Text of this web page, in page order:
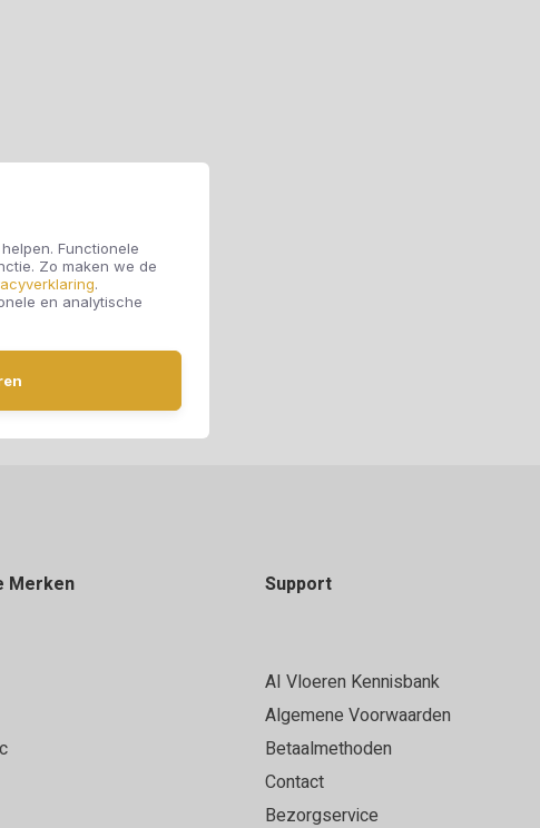
Functionele
Zo maken we de
.
en analytische
Merken Support
AI Vloeren Kennisbank
Algemene Voorwaarden
Betaalmethoden
Contact
Bezorgservice